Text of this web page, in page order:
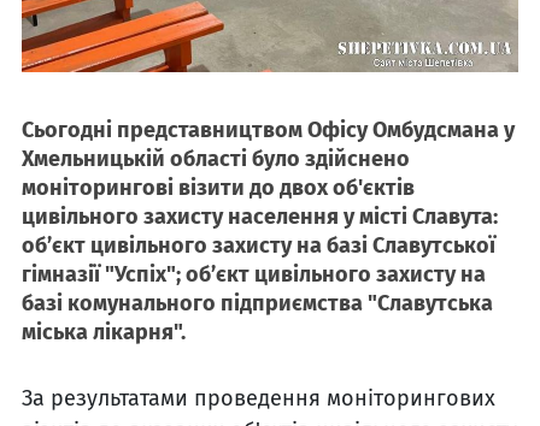
Сьогодні представництвом Офісу Омбудсмана у
Хмельницькій області було здійснено
моніторингові візити до двох об'єктів
цивільного захисту населення у місті Славута:
обʼєкт цивільного захисту на базі Славутської
гімназії "Успіх"; обʼєкт цивільного захисту на
базі комунального підприємства "Славутська
міська лікарня".
За результатами проведення моніторингових